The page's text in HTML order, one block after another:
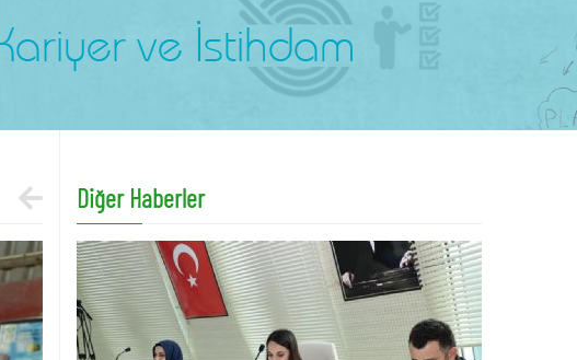
Diğer Haberler